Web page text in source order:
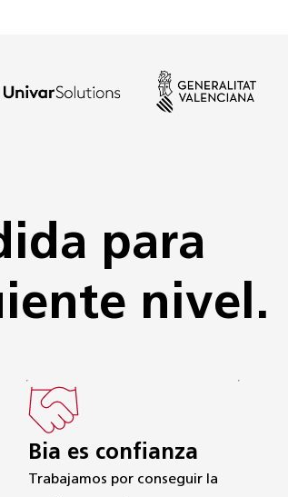
para
nivel.
Bia es confianza
Trabajamos por conseguir la